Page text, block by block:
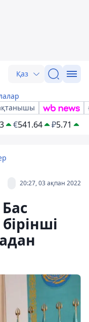
Қаз
€541.64 ₽5.71
20:27, 03 ақпан 2022